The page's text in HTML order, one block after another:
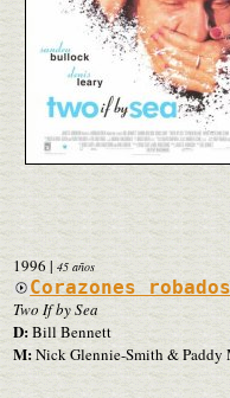
1996 | 45 años
Corazones
Two If by Sea
D:Bill Bennett
M:Nick Glennie-Smith & Paddy